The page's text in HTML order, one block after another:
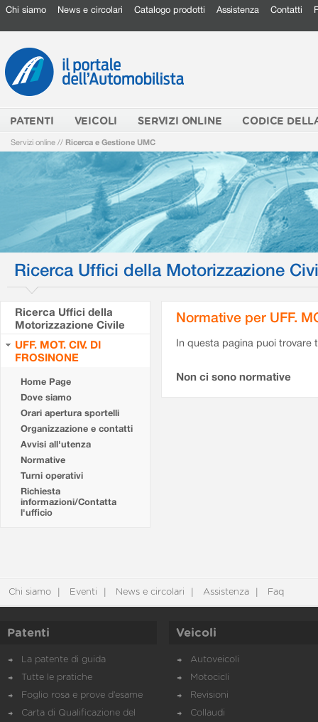
Chi siamo News e circolari Catalogo prodotti Assistenza Contatti
PATENTI VEICOLI SERVIZI ONLINE CODICE
Servizi online // Ricerca e Gestione UMC
Ricerca Uffici della Motorizzazione
Ricerca Uffici della
Motorizzazione Civile
UFF. MOT. CIV. DI
FROSINONE
Home Page
Dove siamo
Orari apertura sportelli
Organizzazione e contatti
Avvisi all'utenza
Normative
Turni operativi
Richiesta
informazioni/Contatta
l'ufficio
Normative per UFF.
In questa pagina puoi
Non ci sono normative
Chi siamo Eventi News e circolari Assistenza Faq
Patenti
La patente di guida
Tutte le pratiche
Foglio rosa e prove d’esame
Carta di Qualificazione del
Veicoli
Autoveicoli
Motocicli
Revisioni
Collaudi